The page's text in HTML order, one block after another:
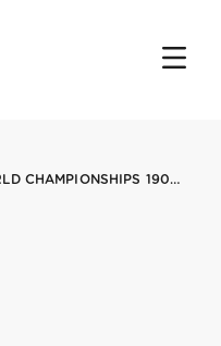
CLASS WORLD CHAMPIONSHIPS 19092017 SPLIT